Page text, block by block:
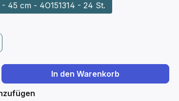
45 cm - 4O151314 - 24 St.
Gib den gewünschten Wert
In den Warenkorb